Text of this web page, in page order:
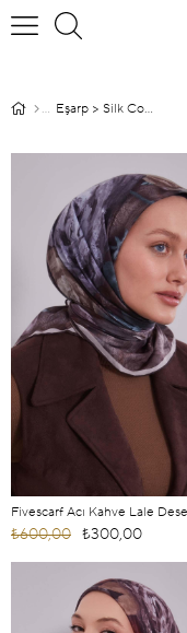
Eşarp > Silk Coton >
₺300,00
₺600,00